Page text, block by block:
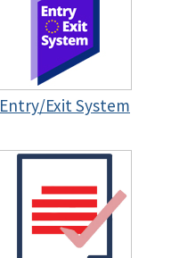
Entry/Exit System